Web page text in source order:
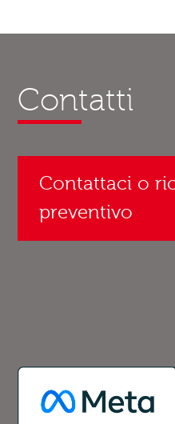
Contatti
Contattaci o
preventivo